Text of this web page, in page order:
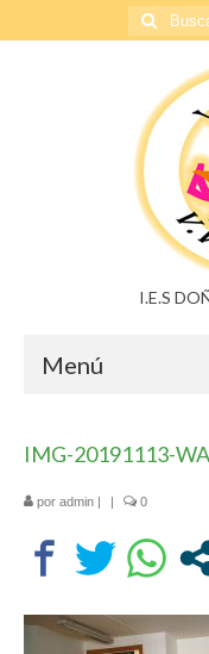
Buscar
por:
I.E.S
Menú
Departamentos
Lengua
IMG-20191113-
por admin | | 0